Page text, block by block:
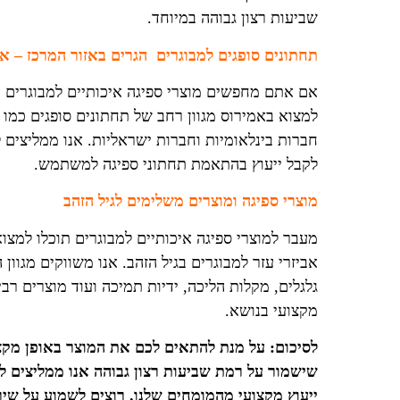
שביעות רצון גבוהה במיוחד.
תחתונים סופגים למבוגרים הגרים באזור המרכז
אם אתם מחפשים מוצרי ספיגה איכותיים למבוגרים
למצוא באמירוס מגוון רחב של תחתונים סופגים
חברות בינלאומיות וחברות ישראליות. אנו
לקבל ייעוץ בהתאמת תחתוני ספיגה למשתמש.
מוצרי ספיגה ומוצרים משלימים לגיל הזהב
מעבר למוצרי ספיגה איכותיים למבוגרים תוכלו
אביזרי עזר למבוגרים בגיל הזהב. אנו משווקים
גלגלים, מקלות הליכה, ידיות תמיכה ועוד מוצרים
מקצועי בנושא.
לסיכום: על מנת להתאים לכם את המוצר באופן
שישמור על רמת שביעות רצון גבוהה אנו ממליצים
ייעוץ מקצועי מהמומחים שלנו. רוצים לשמוע על